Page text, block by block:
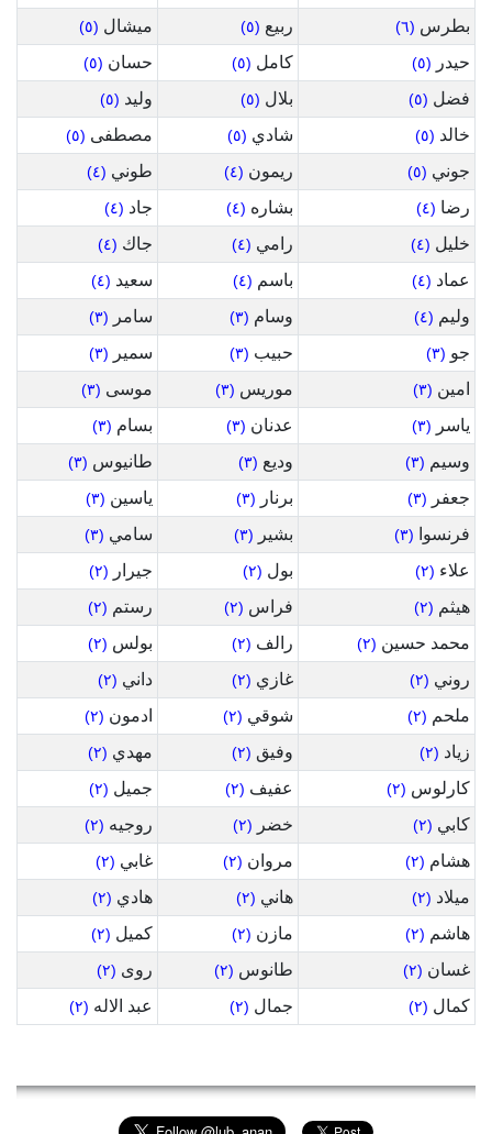
بطرس (٦) ربيع (٥) ميشال (٥)
حيدر (٥) كامل (٥) حسان (٥)
فضل (٥) بلال (٥) وليد (٥)
خالد (٥) شادي (٥) مصطفى (٥)
جوني (٥) ريمون (٤) طوني (٤)
رضا (٤) بشاره (٤) جاد (٤)
خليل (٤) رامي (٤) جاك (٤)
عماد (٤) باسم (٤) سعيد (٤)
وليم (٤) وسام (٣) سامر (٣)
جو (٣) حبيب (٣) سمير (٣)
امين (٣) موريس (٣) موسى (٣)
ياسر (٣) عدنان (٣) بسام (٣)
وسيم (٣) وديع (٣) طانيوس (٣)
جعفر (٣) برنار (٣) ياسين (٣)
فرنسوا (٣) بشير (٣) سامي (٣)
علاء (٢) بول (٢) جيرار (٢)
هيثم (٢) فراس (٢) رستم (٢)
محمد حسين (٢) رالف (٢) بولس (٢)
روني (٢) غازي (٢) داني (٢)
ملحم (٢) شوقي (٢) ادمون (٢)
زياد (٢) وفيق (٢) مهدي (٢)
كارلوس (٢) عفيف (٢) جميل (٢)
كابي (٢) خضر (٢) روجيه (٢)
هشام (٢) مروان (٢) غابي (٢)
ميلاد (٢) هاني (٢) هادي (٢)
هاشم (٢) مازن (٢) كميل (٢)
غسان (٢) طانوس (٢) روى (٢)
كمال (٢) جمال (٢) عبد الاله (٢)